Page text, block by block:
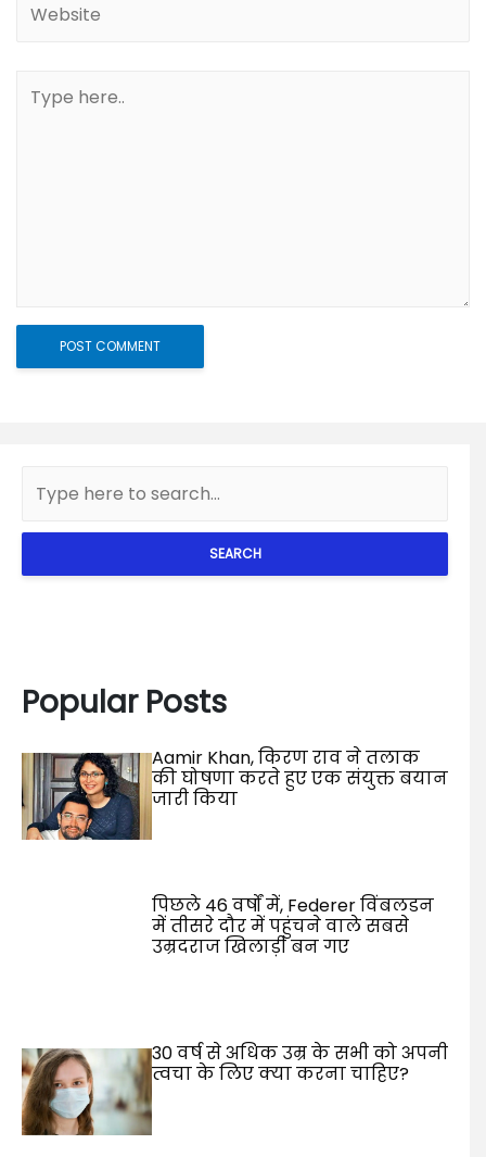
SEARCH
Popular Posts
Aamir Khan, किरण राव ने तलाक
की घोषणा करते हुए एक संयुक्त बयान
जारी किया
पिछले 46 वर्षों में, Federer विंबलडन
में तीसरे दौर में पहुंचने वाले सबसे
उम्रदराज खिलाड़ी बन गए
30 वर्ष से अधिक उम्र के सभी को अपनी
त्वचा के लिए क्या करना चाहिए?